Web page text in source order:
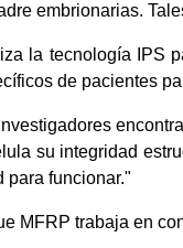
embrionarias.
la tecnología IPS
de pacientes
su integridad
para funcionar."
MFRP trabaja en